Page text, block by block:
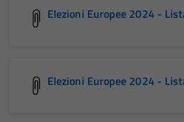
Elezioni Europee 2024 -
Elezioni Europee 2024 -